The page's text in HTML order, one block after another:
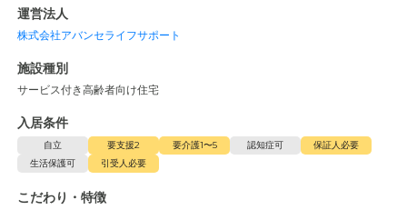
運営法人
株式会社アバンセライフサポート
施設種別
サービス付き高齢者向け住宅
入居条件
自立 要支援2 要介護1〜5 認知症可
保証人必要
生活保護可
引受人必要
こだわり・特徴